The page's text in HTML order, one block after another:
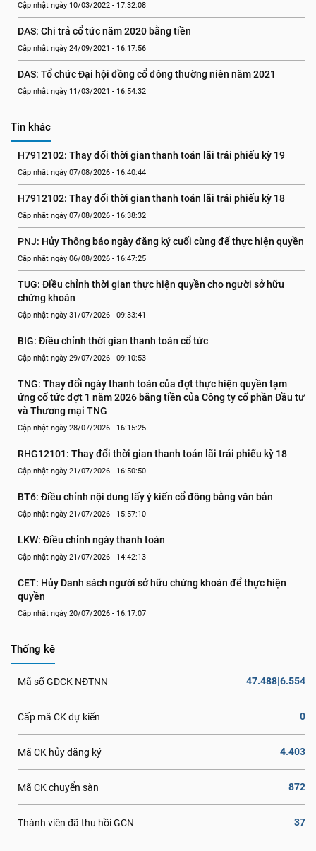
Cập nhật ngày 10/03/2022 - 17:32:08
DAS: Chi trả cổ tức năm 2020 bằng tiền
Cập nhật ngày 24/09/2021 - 16:17:56
DAS: Tổ chức Đại hội đồng cổ đông thường niên năm 2021
Cập nhật ngày 11/03/2021 - 16:54:32
Tin khác
H7912102: Thay đổi thời gian thanh toán lãi trái phiếu kỳ 19
Cập nhật ngày 07/08/2026 - 16:40:44
H7912102: Thay đổi thời gian thanh toán lãi trái phiếu kỳ 18
Cập nhật ngày 07/08/2026 - 16:38:32
PNJ: Hủy Thông báo ngày đăng ký cuối cùng để thực hiện quyền
Cập nhật ngày 06/08/2026 - 16:47:25
TUG: Điều chỉnh thời gian thực hiện quyền cho người sở hữu
chứng khoán
Cập nhật ngày 31/07/2026 - 09:33:41
BIG: Điều chỉnh thời gian thanh toán cổ tức
Cập nhật ngày 29/07/2026 - 09:10:53
TNG: Thay đổi ngày thanh toán của đợt thực hiện quyền tạm
ứng cổ tức đợt 1 năm 2026 bằng tiền của Công ty cổ phần Đầu tư
và Thương mại TNG
Cập nhật ngày 28/07/2026 - 16:15:25
RHG12101: Thay đổi thời gian thanh toán lãi trái phiếu kỳ 18
Cập nhật ngày 21/07/2026 - 16:50:50
BT6: Điều chỉnh nội dung lấy ý kiến cổ đông bằng văn bản
Cập nhật ngày 21/07/2026 - 15:57:10
LKW: Điều chỉnh ngày thanh toán
Cập nhật ngày 21/07/2026 - 14:42:13
CET: Hủy Danh sách người sở hữu chứng khoán để thực hiện
quyền
Cập nhật ngày 20/07/2026 - 16:17:07
Thống kê
Mã số GDCK NĐTNN 47.488|6.554
Cấp mã CK dự kiến 0
Mã CK hủy đăng ký 4.403
Mã CK chuyển sàn 872
Thành viên đã thu hồi GCN 37